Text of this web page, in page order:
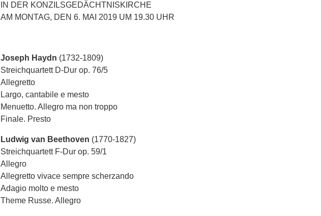
IN DER KONZILSGEDÄCHTNISKIRCHE
AM MONTAG, DEN 6. MAI 2019 UM 19.30 UHR
Joseph Haydn (1732-1809)
Streichquartett D-Dur op. 76/5
Allegretto
Largo, cantabile e mesto
Menuetto. Allegro ma non troppo
Finale. Presto
Ludwig van Beethoven (1770-1827)
Streichquartett F-Dur op. 59/1
Allegro
Allegretto vivace sempre scherzando
Adagio molto e mesto
Theme Russe. Allegro